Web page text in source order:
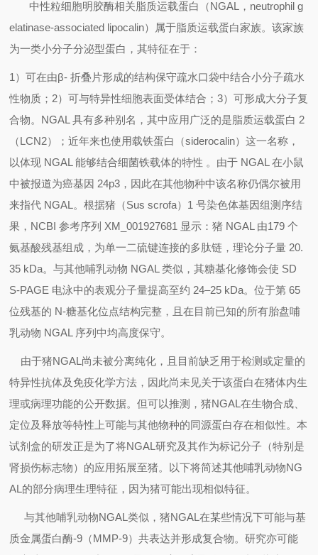
中性粒细胞明胶酶相关脂质运载蛋白（NGAL ， neutrophil g
elatinase-associated lipocalin）属于脂质运载蛋白家族。该家族
为一类小分子分泌型蛋白，其特征在于：
1 ）可在由β-折叠片形成的结构保守疏水口袋中结合小分子疏水
性物质； 2）可与特异性细胞表面受体结合；3）可形成大分子复
合物。 NGAL具有多种别名，其中应用广泛的是脂质运载蛋白 2
（LCN2）；近年来也使用载铁蛋白（siderocalin）这一名称，
以体现 NGAL能够结合细菌铁载体的特性 。由于 NGAL在小鼠
中被报道为癌基因 24p3 ，因此在其他物种中该名称仍偶尔被用
来指代 NGAL 。根据猪（Sus scrofa） 1号染色体基因组测序结
果， NCBI参考序列 XM_001927681 显示：猪 NGAL 由179个
氨基酸残基组成，为单一二硫键连接的多肽链，理论分子量 20.
35 kDa。与其他哺乳动物 NGAL类似，其糖基化修饰会使 SD
S‑PAGE 电泳中的表观分子量提高至约 24–25 kDa。位于第 65
位残基的 N‑糖基化位点结构完整，且在目前已知的所有胎盘哺
乳动物 NGAL 序列中均高度保守。
由于猪NGAL 尚未被分离纯化，且目前缺乏用于检测或定量的
特异性抗体及免疫化学方法，因此尚未见关于该蛋白在猪体内生
理或病理功能的公开数据。但可以推测，猪NGAL在生物合成、
定位及释放等特性上可能与其他物种的同源蛋白存在相似性。本
试剂盒的研发正是为了将NGAL研究及其作为标记分子（特别是
肾损伤标志物）的应用拓展至猪。以下将简述其他哺乳动物NG
AL 的部分病理生理特征，因为猪可能出现相似特征。
与其他哺乳动物NGAL类似，猪NGAL在某些情况下可能与基
质金属蛋白酶-9 （MMP-9）共表达并形成复合物。研究亦可能